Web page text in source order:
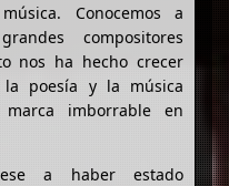
Conocemos a
compositores
nos ha hecho crecer
la poesía y la música
imborrable en
a haber estado